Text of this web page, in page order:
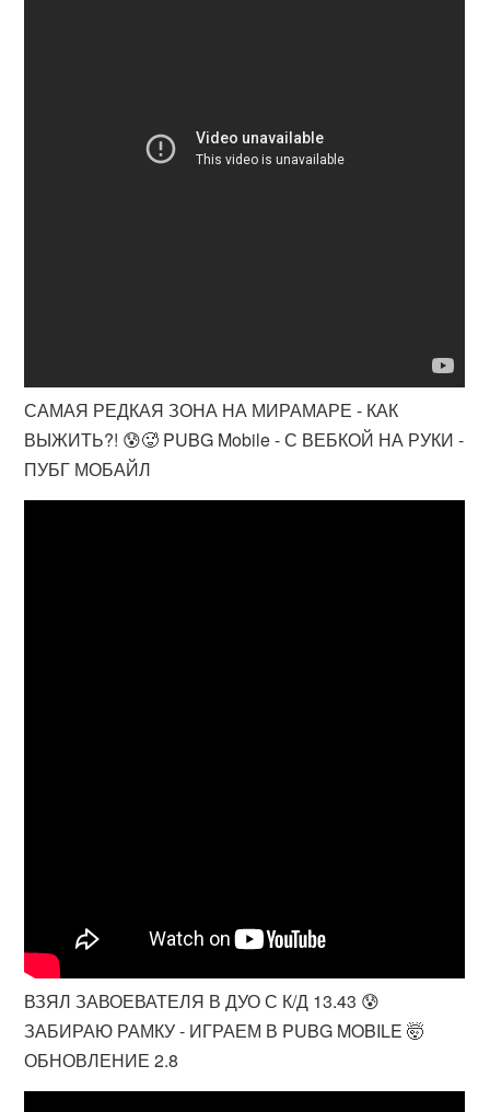
САМАЯ РЕДКАЯ ЗОНА НА МИРАМАРЕ - КАК
ВЫЖИТЬ?! 😰🥵 PUBG Mobile - С ВЕБКОЙ НА РУКИ -
ПУБГ МОБАЙЛ
ВЗЯЛ ЗАВОЕВАТЕЛЯ В ДУО С К/Д 13.43 😰
ЗАБИРАЮ РАМКУ - ИГРАЕМ В PUBG MOBILE 🤯
ОБНОВЛЕНИЕ 2.8